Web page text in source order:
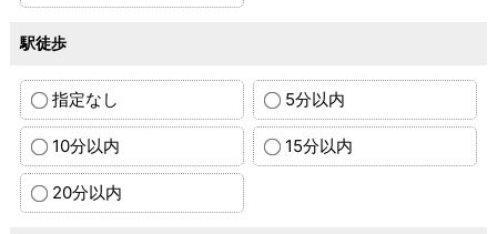
駅徒歩
指定なし 5分以内
10分以内 15分以内
20分以内